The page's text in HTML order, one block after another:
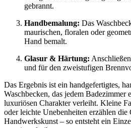
gebrannt.
Handbemalung: Das
maurischen, floralen oder
Hand bemalt.
Glasur & Härtung:
und für den zweistufigen
Das Ergebnis ist ein handgefertigtes,
Waschbecken, das jedem Badezimmer
luxuriösen Charakter verleiht. Kleine
oder leichte Unebenheiten erzählen die
Handwerkskunst – so entsteht ein